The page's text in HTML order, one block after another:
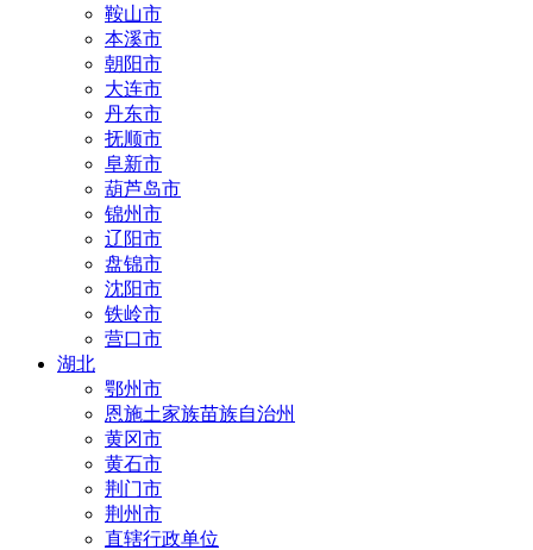
鞍山市
本溪市
朝阳市
大连市
丹东市
抚顺市
阜新市
葫芦岛市
锦州市
辽阳市
盘锦市
沈阳市
铁岭市
营口市
湖北
鄂州市
恩施土家族苗族自治州
黄冈市
黄石市
荆门市
荆州市
直辖行政单位